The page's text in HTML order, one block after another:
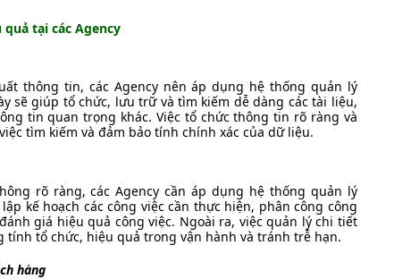
tại các Agency
thông tin, các Agency nên áp dụng hệ thống quản lý
sẽ giúp tổ chức, lưu trữ và tìm kiếm dễ dàng các tài liệu,
tin quan trọng khác. Việc tổ chức thông tin rõ ràng và
tìm kiếm và đảm bảo tính chính xác của dữ liệu.
rõ ràng, các Agency cần áp dụng hệ thống quản lý
kế hoạch các công việc cần thực hiện, phân công công
giá hiệu quả công việc. Ngoài ra, việc quản lý chi tiết
tổ chức, hiệu quả trong vận hành và tránh trễ hạn.
hàng